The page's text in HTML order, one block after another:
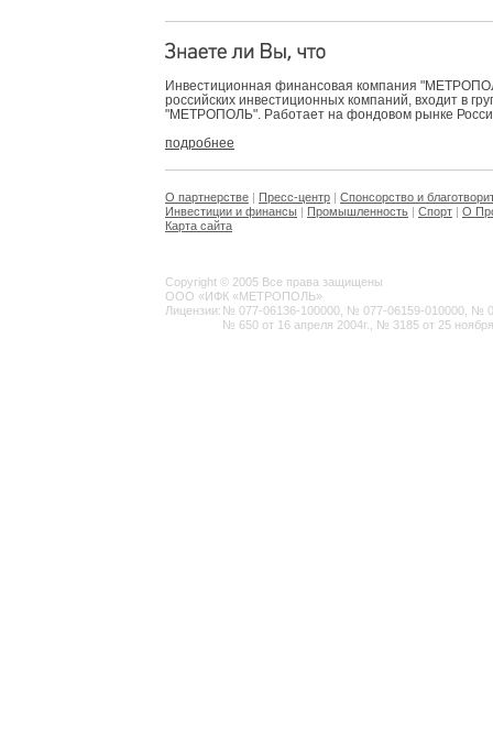
Инвестиционная финансовая компания
российских инвестиционных компаний, входит в
"МЕТРОПОЛЬ". Работает на фондовом рынке
подробнее
О партнерстве | Пресс-центр | Спонсорство и
Инвестиции и финансы | Промышленность | Спорт | О
Карта сайта
Copyright © 2005 Все права защищены
ООО «ИФК «МЕТРОПОЛЬ»
Лицензии: № 077-06136-100000, № 077-06159-010000, №
№ 650 от 16 апреля 2004г., № 3185 от 25